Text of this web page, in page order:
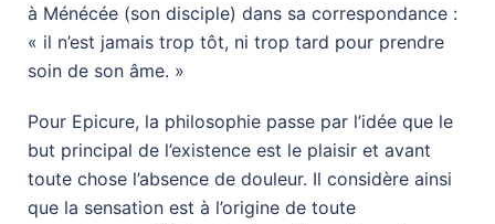
à Ménécée (son disciple) dans sa correspondance :
« il n’est jamais trop tôt, ni trop tard pour prendre
soin de son âme. »
Pour Epicure, la philosophie passe par l’idée que le
but principal de l’existence est le plaisir et avant
toute chose l’absence de douleur. Il considère ainsi
que la sensation est à l’origine de toute